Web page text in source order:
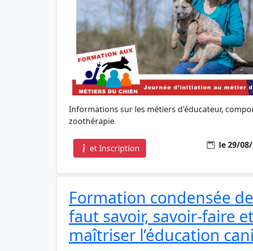
Informations sur les métiers d'éducateur,
zoothérapie
et Inscription le 29/
Formation condensée
faut savoir, savoir-faire
maîtriser l’éducation